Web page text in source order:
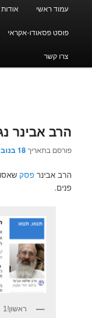
עמוד ראשי
פוסט פסאודו-אקראי
צרו קשר
הרב אבינר
פורסם בתאריך18 בנובמבר 2010
הרב אבינרפסק
פנים.
ראשון!1